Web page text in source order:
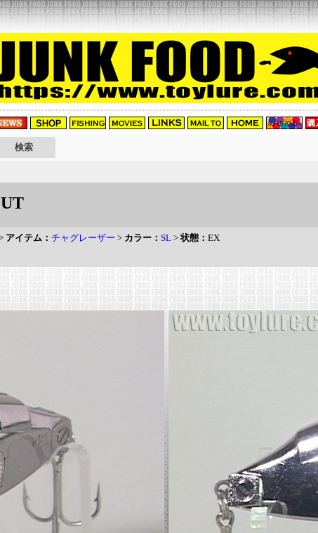
アイテム： チャグレーザー > カラー： SL >状態： EX